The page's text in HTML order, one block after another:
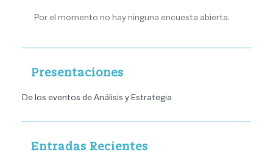
Por el momento no hay ninguna encuesta abierta.
Presentaciones
De los eventos de Análisis y Estrategia
Entradas Recientes